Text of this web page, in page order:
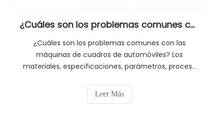
¿Cuáles son los problemas comunes con las máquinas de cuadros del automóvil?
¿Cuáles son los problemas comunes con las
máquinas de cuadros de automóviles? Los
materiales, especificaciones, parámetros, proceso
componente de la máquina de marco de
automóviles son muy importantes. Si no se
Leer Más